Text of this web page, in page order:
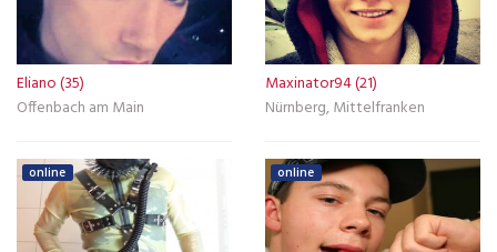
Eliano (35)
Offenbach am Main
Maxinator94 (21)
Nürnberg, Mittelfranken
online online